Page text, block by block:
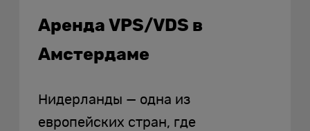
Аренда VPS/VDS в
Амстердаме
Нидерланды — одна из
европейских стран, где